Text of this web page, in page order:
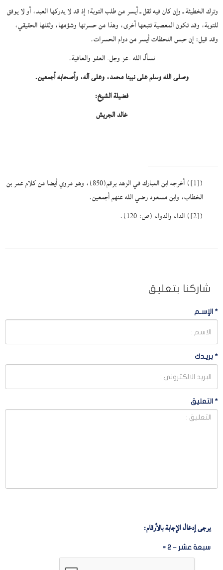
وترك الخطيئة ـ وإن كان فيه ثقل ـ أيسر من طلب التوبة؛ إذ قد لا يدركها العبد، أو لا يوفق
للتوبة، وقد تكون المعصية تتبعها أخرى، وهذا من حسرتها وشؤمها، وثقلها الحقيقي،
وقد قيل: إن حبس اللحظات أيسر من دوام الحسرات.
نسأل الله -عز وجل- العفو والعافية.
وصلى الله وسلم على نبينا محمد، وعلى آله، وأصحابه أجمعين.
فضيلة الشيخ:
خالد الجريش
(
[1]
) أخرجه ابن المبارك في الزهد برقم(850)، وهو مروي أيضا من كلام عمر بن
الخطاب، وابن مسعود رضي الله عنهم أجمعين.
(
[2]) الداء والدواء (ص: 120).
شاركنا بتعليق
* الإسـم
* بريـدك
* التعليق
يرجى إدخال الإجابة بالأرقام:
سبعة عشر − 2 =